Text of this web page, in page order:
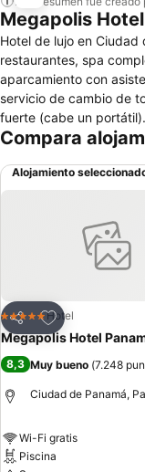
Megapolis
Hotel de lujo en
restaurantes, spa
aparcamiento con
servicio de cambio de
fuerte (cabe un
pulgadas con canales
personas, o hasta 6
llamadas locales
alojamiento hay
Compara
Alojamiento
Compartir
Agregar a
5 EstrellasHotel
Megapolis Hotel
8,3 Muy bueno (7.248
Ciudad de Panamá,
Wi-Fi gratis
Piscina